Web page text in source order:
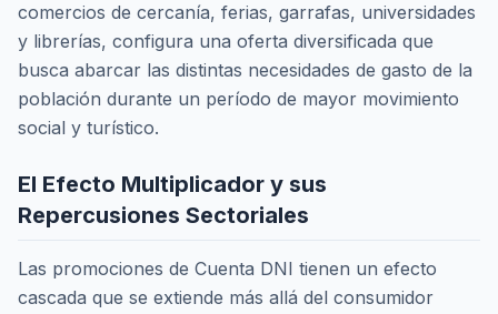
comercios de cercanía, ferias, garrafas, universidades
y librerías, configura una oferta diversificada que
busca abarcar las distintas necesidades de gasto de la
población durante un período de mayor movimiento
social y turístico.
El Efecto Multiplicador y sus
Repercusiones Sectoriales
Las promociones de Cuenta DNI tienen un efecto
cascada que se extiende más allá del consumidor